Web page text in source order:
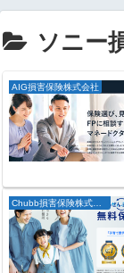
ソニー
AIG損害保険株式会社
Chubb損害保険株式会社